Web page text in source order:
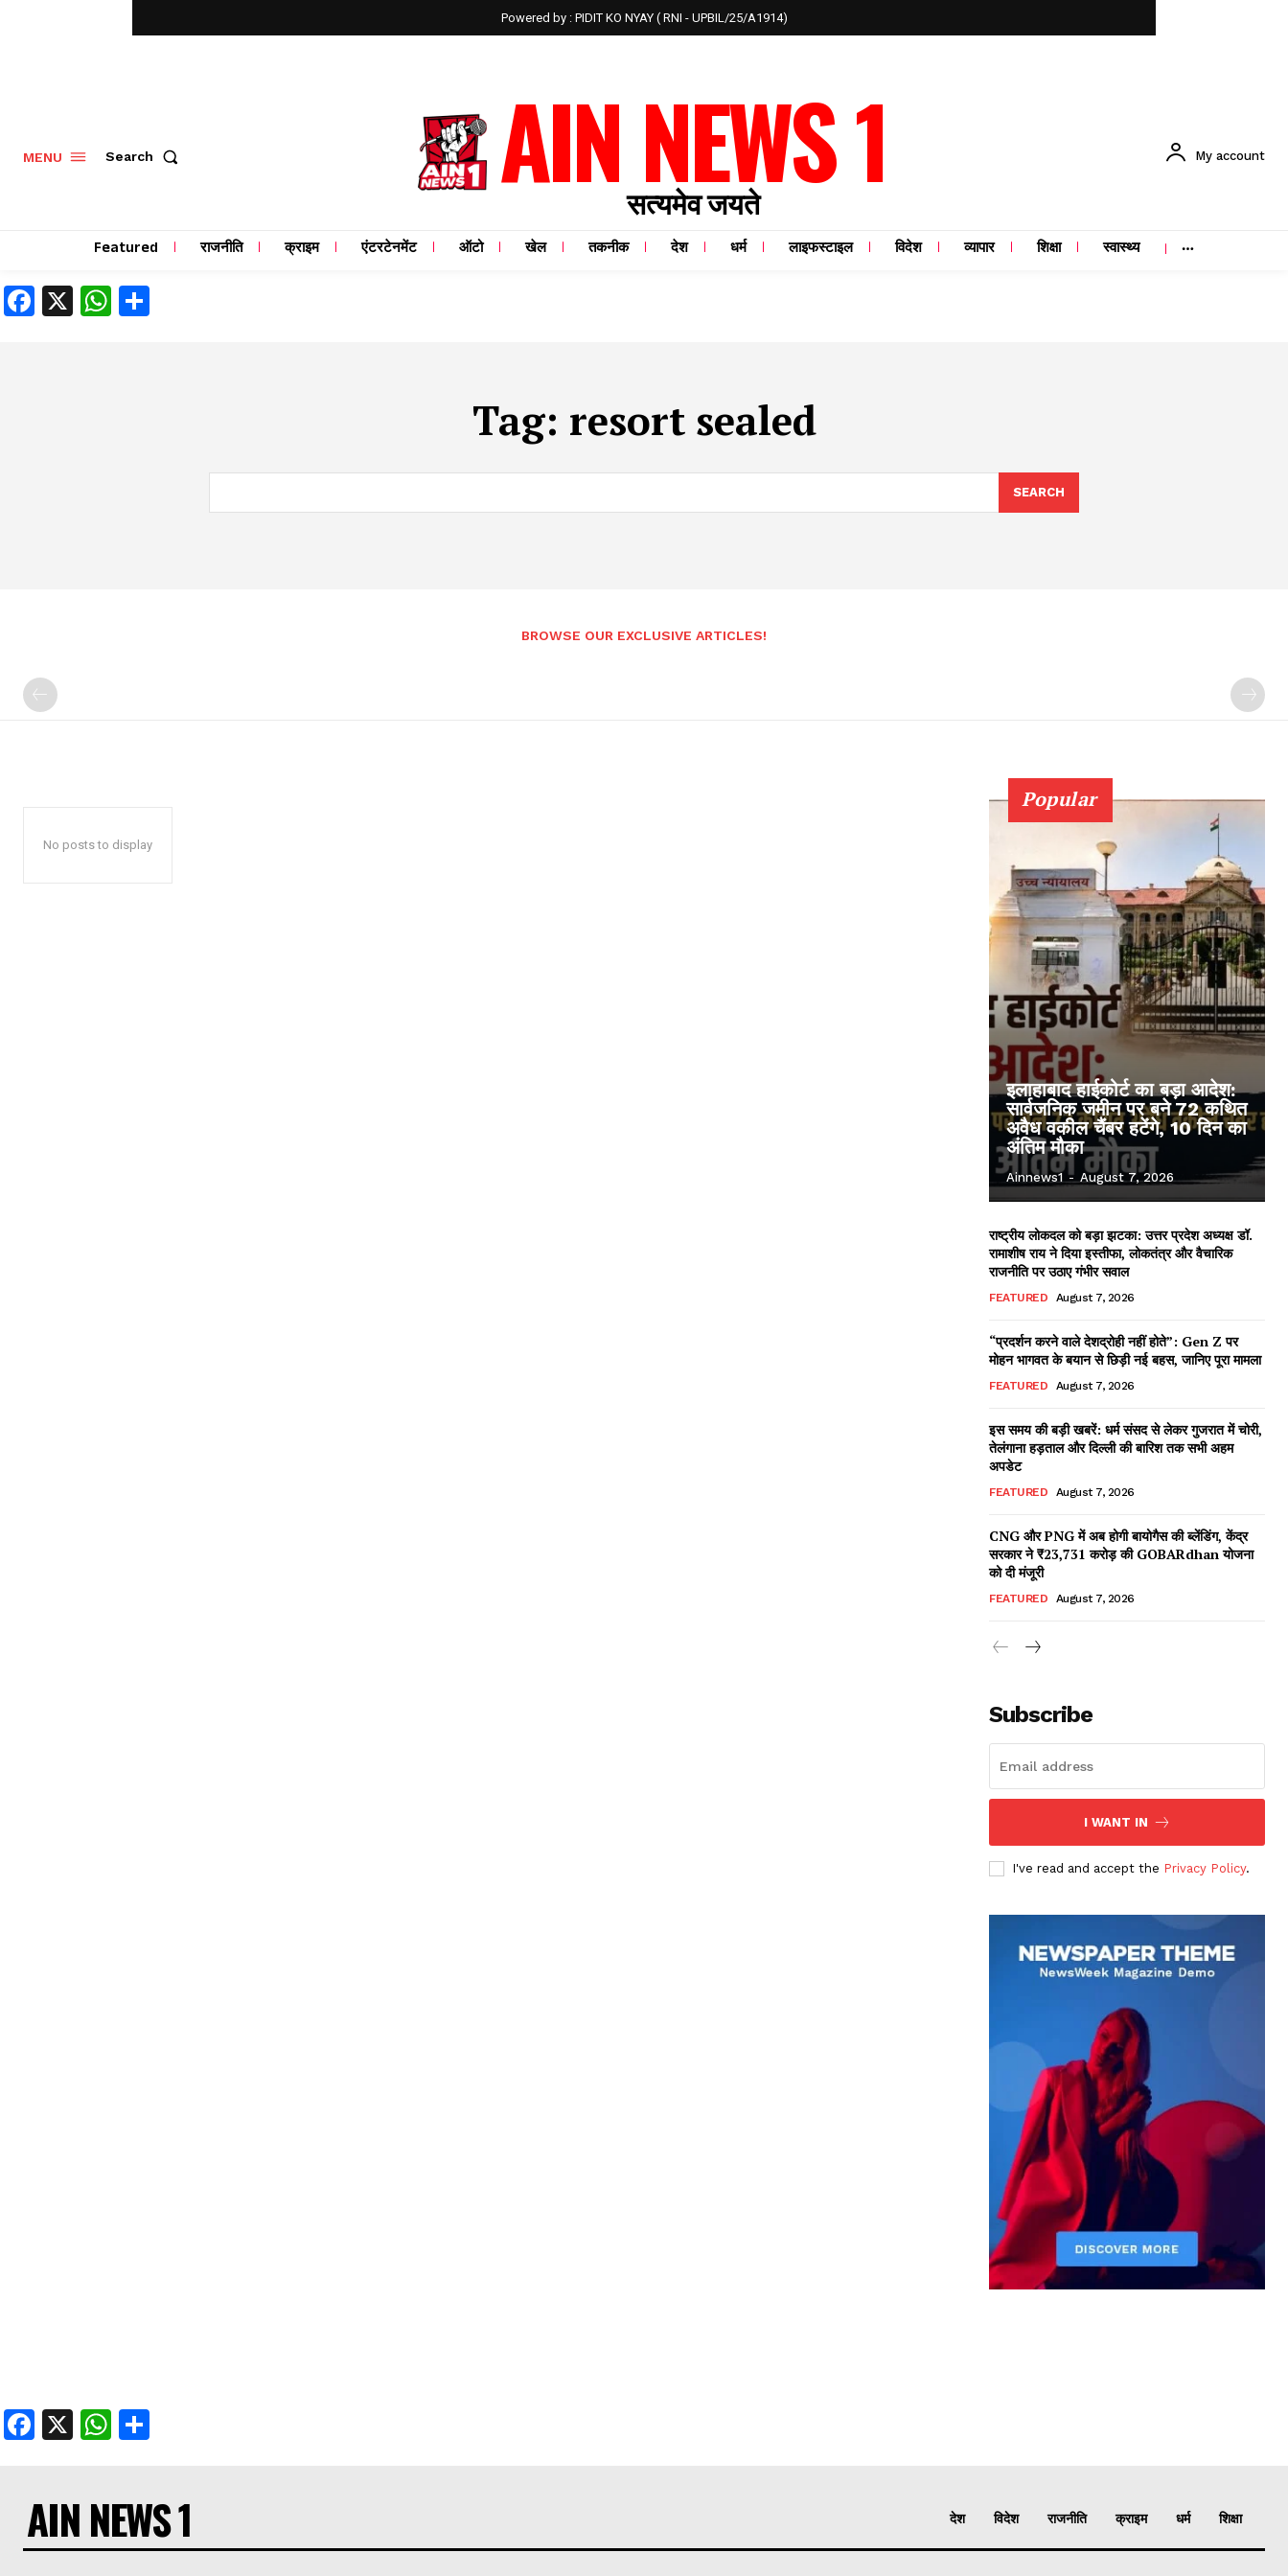
Powered by : PIDIT KO NYAY ( RNI - UPBIL/25/A1914)
MENU Search AIN NEWS 1
सत्यमेव जयते
My account
Featured राजनीति क्राइम एंटरटेनमेंट ऑटो खेल तकनीक देश धर्म लाइफस्टाइल विदेश व्यापार शिक्षा स्वास्थ्य
Facebook
X WhatsApp
Tag: resort sealed
SEARCH
BROWSE OUR EXCLUSIVE ARTICLES!
No posts to display
Popular
इलाहाबाद हाईकोर्ट का बड़ा आदेश:
सार्वजनिक जमीन पर बने 72 कथित
अवैध वकील चैंबर हटेंगे, 10 दिन का
अंतिम मौका
Ainnews1 - August 7, 2026
राष्ट्रीय लोकदल को बड़ा झटका: उत्तर प्रदेश अध्यक्ष डॉ.
रामाशीष राय ने दिया इस्तीफा, लोकतंत्र और वैचारिक
राजनीति पर उठाए गंभीर सवाल
FEATURED August 7, 2026
“प्रदर्शन करने वाले देशद्रोही नहीं होते”: Gen Z पर
मोहन भागवत के बयान से छिड़ी नई बहस, जानिए पूरा मामला
FEATURED August 7, 2026
इस समय की बड़ी खबरें: धर्म संसद से लेकर गुजरात में चोरी,
तेलंगाना हड़ताल और दिल्ली की बारिश तक सभी अहम
अपडेट
FEATURED August 7, 2026
CNG और PNG में अब होगी बायोगैस की ब्लेंडिंग, केंद्र
सरकार ने ₹23,731 करोड़ की GOBARdhan योजना
को दी मंजूरी
FEATURED August 7, 2026
Subscribe
I WANT IN
I've read and accept the Privacy Policy.
Facebook
X WhatsApp
AIN NEWS 1 देश विदेश राजनीति क्राइम धर्म शिक्षा